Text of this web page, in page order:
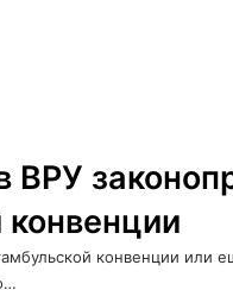
ВРУ
конвенции или